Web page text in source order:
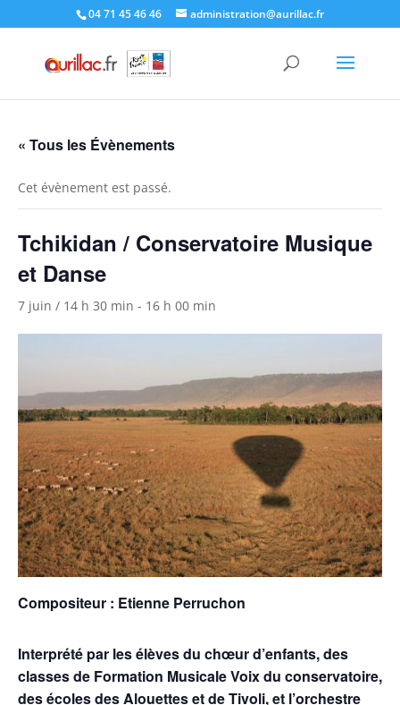
04 71 45 46 46 administration@aurillac.fr
« Tous les Évènements
Cet évènement est passé.
Tchikidan / Conservatoire Musique
et Danse
7 juin / 14 h 30 min - 16 h 00 min
Compositeur : Etienne Perruchon
Interprété par les élèves du chœur d’enfants, des
classes de Formation Musicale Voix du conservatoire,
des écoles des Alouettes et de Tivoli, et l’orchestre